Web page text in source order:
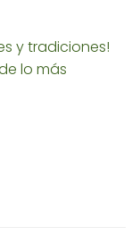
y tradiciones!
lo más